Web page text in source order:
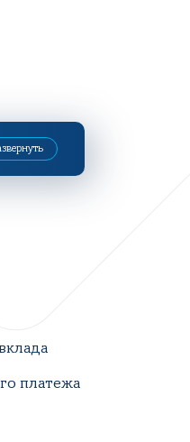
платежа